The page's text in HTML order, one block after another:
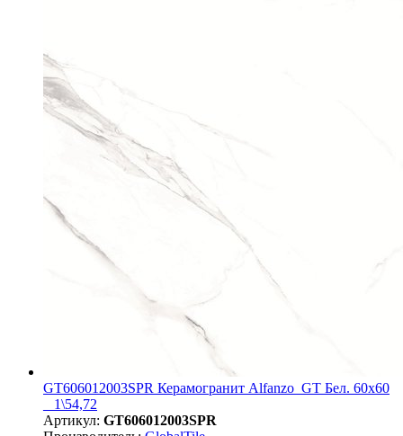
GT606012003SPR Керамогранит Alfanzo_GT Бел. 60x60
_ 1\54,72
Артикул: GT606012003SPR